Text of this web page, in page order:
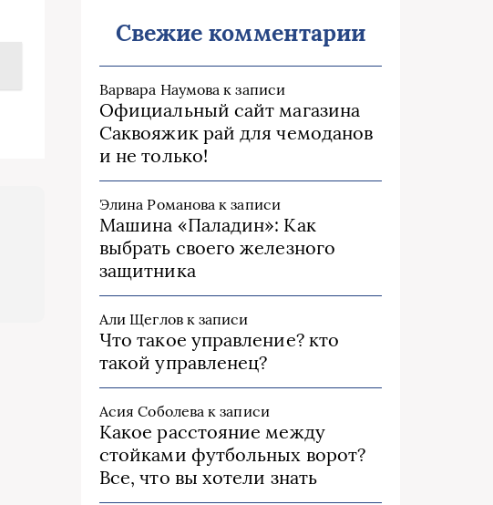
Свежие комментарии
Варвара Наумова к записи
Официальный сайт магазина
Саквояжик рай для чемоданов
и не только!
Элина Романова к записи
Машина «Паладин»: Как
выбрать своего железного
защитника
Али Щегловк записи
Что такое управление? кто
такой управленец?
Асия Соболева к записи
Какое расстояние между
стойками футбольных ворот?
Все, что вы хотели знать